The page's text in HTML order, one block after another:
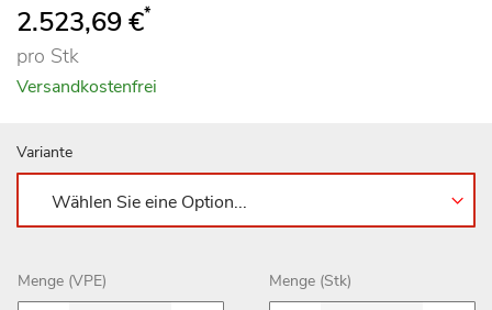
2.523,69 €*
pro Stk
Versandkostenfrei
Variante
Menge (VPE) Menge (Stk)